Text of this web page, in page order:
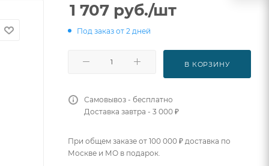
1 707 руб./шт
Под заказ от 2 дней
В КОРЗИНУ
Самовывоз - бесплатно
Доставка завтра - 3 000 ₽
При общем заказе от 100 000 ₽ доставка по
Москве и МО в подарок.